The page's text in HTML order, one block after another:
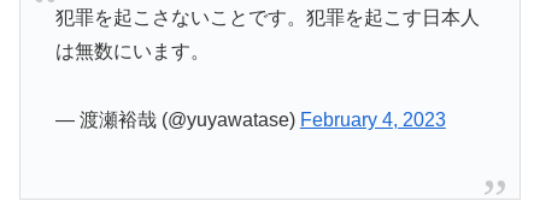
犯罪を起こさないことです。犯罪を起こす日本人
は無数にいます。
— 渡瀬裕哉 (@yuyawatase) February 4, 2023